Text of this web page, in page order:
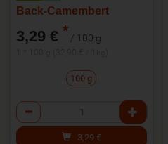
Back-Camembert
3,29 € * / 100 g
100 g
Anzahl
3,29 €